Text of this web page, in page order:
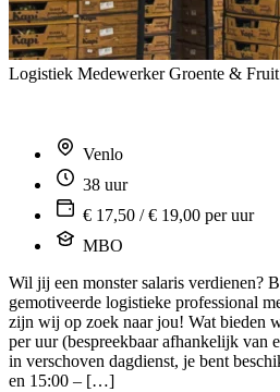
Logistiek Medewerker Groente & Fruit
Venlo
38 uur
€ 17,50 / € 19,00 per uur
MBO
Wil jij een monster salaris verdienen?
gemotiveerde logistieke professional
zijn wij op zoek naar jou! Wat bieden
per uur (bespreekbaar afhankelijk van
in verschoven dagdienst, je bent
en 15:00 – […]